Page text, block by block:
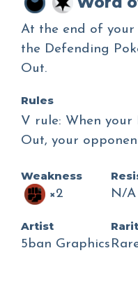
At the end of your
the Defending
Out.
Rules
V rule: When your
Out, your
Weakness
×2
N/A
Artist
5ban Graphics